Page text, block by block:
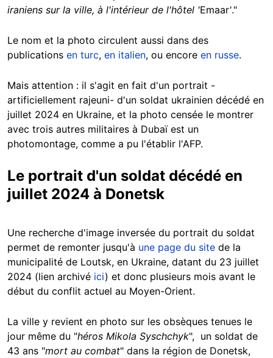
iraniens sur la ville, à l'intérieur de l'hôtel 'Emaar'."
Le nom et la photo circulent aussi dans des
publications en turc, en italien, ou encore en russe.
Mais attention : il s'agit en fait d'un portrait -
artificiellement rajeuni- d'un soldat ukrainien décédé en
juillet 2024 en Ukraine, et la photo censée le montrer
avec trois autres militaires à Dubaï est un
photomontage, comme a pu l'établir l'AFP.
Le portrait d'un soldat décédé en
juillet 2024 à Donetsk
Une recherche d'image inversée du portrait du soldat
permet de remonter jusqu'à une page du site de la
municipalité de Loutsk, en Ukraine, datant du 23 juillet
2024 (lien archivé ici) et donc plusieurs mois avant le
début du conflit actuel au Moyen-Orient.
La ville y revient en photo sur les obsèques tenues le
jour même du "héros Mikola Syschchyk", un soldat de
43 ans "mort au combat" dans la région de Donetsk,